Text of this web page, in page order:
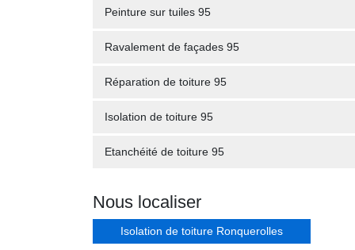
Peinture sur tuiles 95
Ravalement de façades 95
Réparation de toiture 95
Isolation de toiture 95
Etanchéité de toiture 95
Nous localiser
Isolation de toiture Ronquerolles